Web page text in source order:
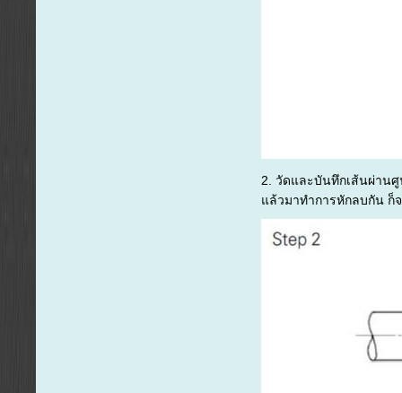
2. วัดและบันทึกเส้นผ่านศู
แล้วมาทำการหักลบกัน ก็